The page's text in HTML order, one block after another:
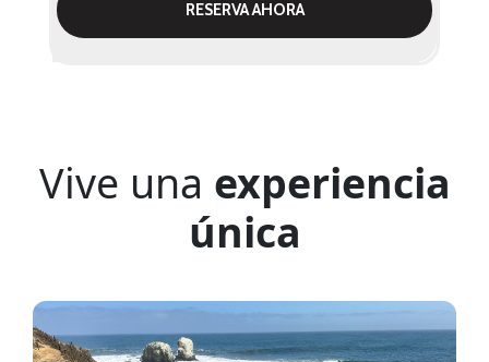
RESERVA AHORA
Vive una experiencia
única